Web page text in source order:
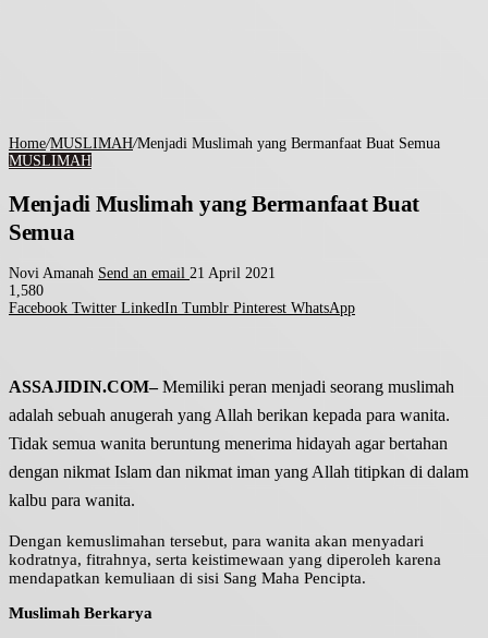
Home/MUSLIMAH/Menjadi Muslimah yang Bermanfaat Buat Semua
MUSLIMAH
Menjadi Muslimah yang Bermanfaat Buat
Semua
Novi Amanah Send an email 21 April 2021
1,580
Facebook Twitter LinkedIn Tumblr Pinterest WhatsApp
ASSAJIDIN.COM–Memiliki peran menjadi seorang muslimah
adalah sebuah anugerah yang Allah berikan kepada para wanita.
Tidak semua wanita beruntung menerima hidayah agar bertahan
dengan nikmat Islam dan nikmat iman yang Allah titipkan di dalam
kalbu para wanita.
Dengan kemuslimahan tersebut, para wanita akan menyadari
kodratnya, fitrahnya, serta keistimewaan yang diperoleh karena
mendapatkan kemuliaan di sisi Sang Maha Pencipta.
Muslimah Berkarya